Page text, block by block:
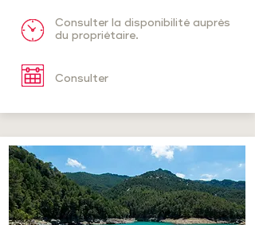
Consulter la disponibilité auprès
du propriétaire.
Consulter